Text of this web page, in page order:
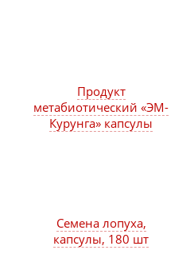
Продукт
метабиотический «ЭМ-
Курунга» капсулы
Семена лопуха,
капсулы, 180 шт